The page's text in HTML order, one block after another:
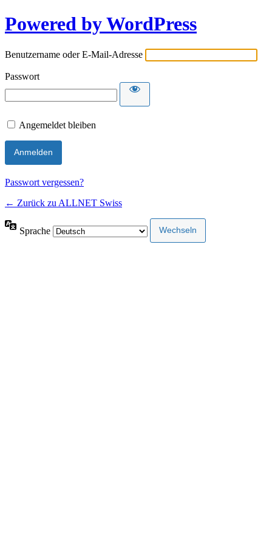
Powered by WordPress
Benutzername oder E-Mail-Adresse
Passwort
Angemeldet bleiben
Passwort vergessen?
← Zurück zu ALLNET Swiss
Sprache